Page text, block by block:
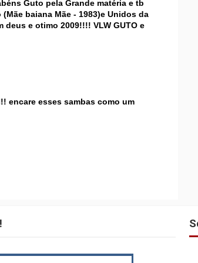
Guto pela Grande matéria e tb
baiana Mãe - 1983)e Unidos da
deus e otimo 2009!!!! VLW GUTO e
encare esses sambas como um